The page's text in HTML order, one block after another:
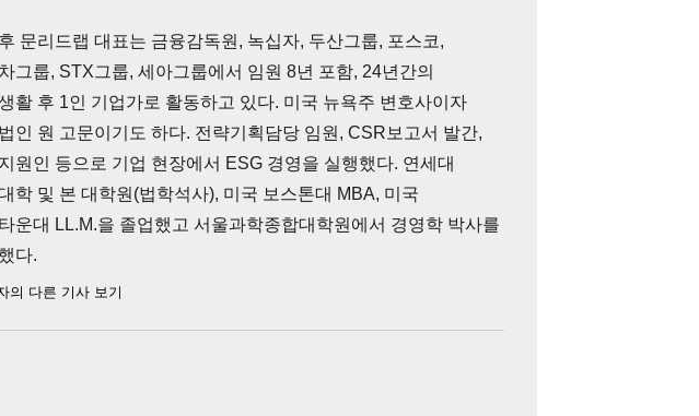
문리드랩 대표는 금융감독원, 녹십자, 두산그룹, 포스코,
그룹, STX그룹, 세아그룹에서 임원 8년 포함, 24년간의
활 후 1인 기업가로 활동하고 있다. 미국 뉴욕주 변호사이자
인 원 고문이기도 하다. 전략기획담당 임원, CSR보고서 발간,
원인 등으로 기업 현장에서 ESG 경영을 실행했다. 연세대
학 및 본 대학원(법학석사), 미국 보스톤대 MBA, 미국
운대 LL.M.을 졸업했고 서울과학종합대학원에서 경영학 박사를
다.
의 다른 기사 보기